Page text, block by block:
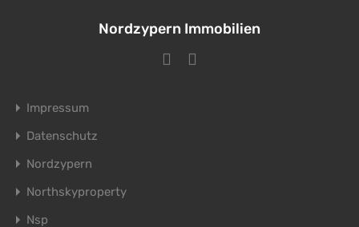
Nordzypern Immobilien
Impressum
Datenschutz
Nordzypern
Northskyproperty
Nsp